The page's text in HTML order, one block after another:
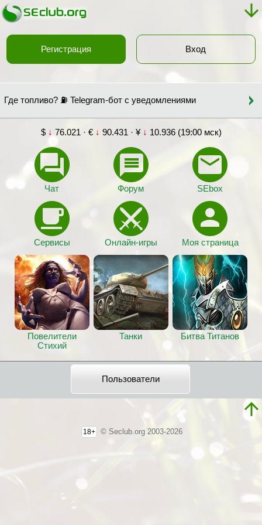
Регистрация Вход
Где топливо? ⛽ Telegram-бот с уведомлениями
$ ↓ 76.021 · € ↓ 90.431 · ¥ ↓ 10.936 (19:00 мск)
Чат Форум SEbox
Сервисы Онлайн-игры Моя страница
Повелители
Стихий
Танки Битва Титанов
Пользователи
18+ © Seclub.org 2003-2026